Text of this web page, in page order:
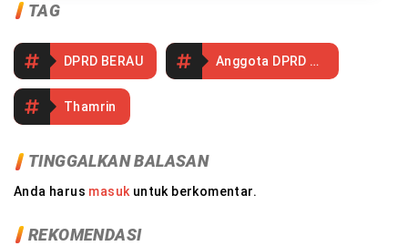
TAG
DPRD BERAU Anggota DPRD Berau
Thamrin
TINGGALKAN BALASAN
Anda harus masukuntuk berkomentar.
REKOMENDASI